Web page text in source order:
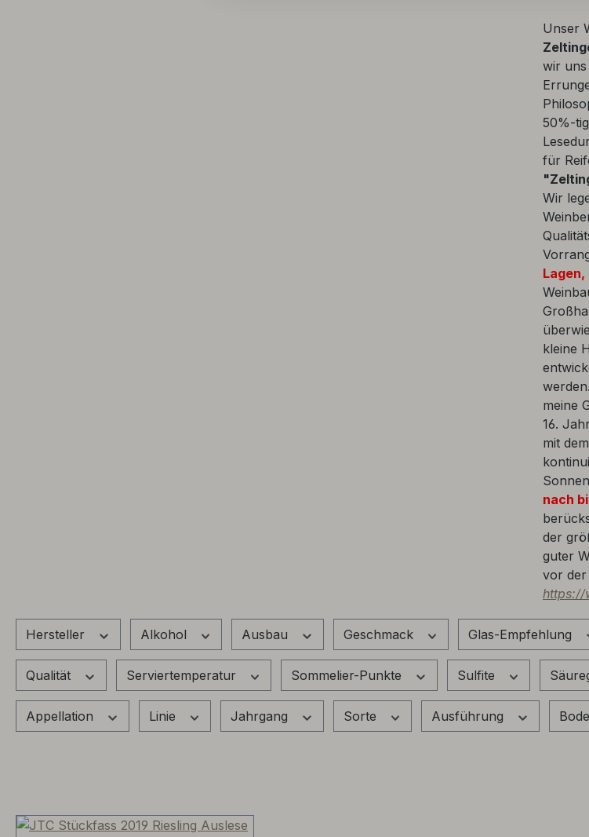
Unser
wir
50%-
für
Wir
kleine
meine
16.
mit
nach
der
guter
vor der
https://
Hersteller Alkohol Ausbau Geschmack Glas-Empfehlung
Qualität Serviertemperatur Sommelier-Punkte Sulfite
Appellation Linie Jahrgang Sorte Ausführung